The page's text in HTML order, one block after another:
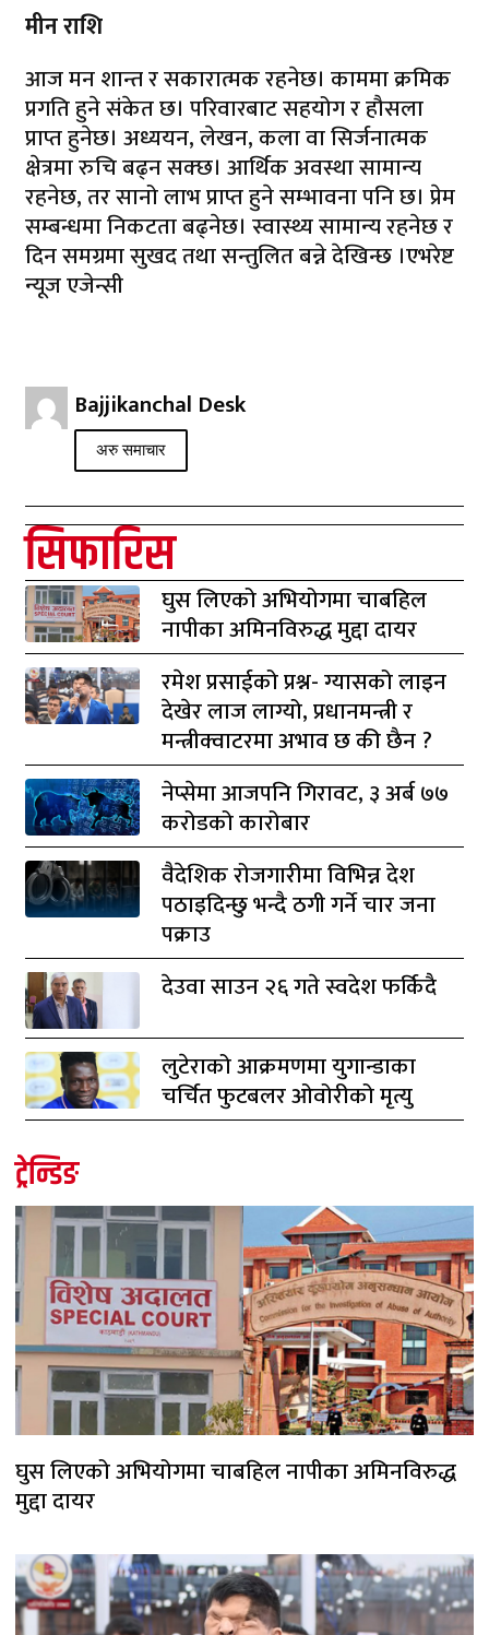
मीन राशि
आज मन शान्त र सकारात्मक रहनेछ। काममा क्रमिक
प्रगति हुने संकेत छ। परिवारबाट सहयोग र हौसला
प्राप्त हुनेछ। अध्ययन, लेखन, कला वा सिर्जनात्मक
क्षेत्रमा रुचि बढ्न सक्छ। आर्थिक अवस्था सामान्य
रहनेछ, तर सानो लाभ प्राप्त हुने सम्भावना पनि छ। प्रेम
सम्बन्धमा निकटता बढ्नेछ। स्वास्थ्य सामान्य रहनेछ र
दिन समग्रमा सुखद तथा सन्तुलित बन्ने देखिन्छ ।एभरेष्ट
न्यूज एजेन्सी
Bajjikanchal Desk
अरु समाचार
सिफारिस
घुस लिएको अभियोगमा चाबहिल
नापीका अमिनविरुद्ध मुद्दा दायर
रमेश प्रसाईको प्रश्न- ग्यासको लाइन
देखेर लाज लाग्यो, प्रधानमन्त्री र
मन्त्रीक्वाटरमा अभाव छ की छैन ?
नेप्सेमा आजपनि गिरावट, ३ अर्ब ७७
करोडको कारोबार
वैदेशिक रोजगारीमा विभिन्न देश
पठाइदिन्छु भन्दै ठगी गर्ने चार जना
पक्राउ
देउवा साउन २६ गते स्वदेश फर्किदै
लुटेराको आक्रमणमा युगान्डाका
चर्चित फुटबलर ओवोरीको मृत्यु
ट्रेन्डिङ
घुस लिएको अभियोगमा चाबहिल नापीका अमिनविरुद्ध
मुद्दा दायर